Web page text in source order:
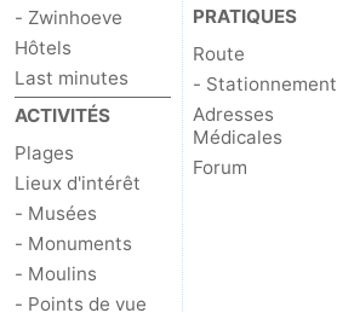
- Zwinhoeve
Hôtels
Last minutes
ACTIVITÉS
Plages
Lieux d'intérêt
- Musées
- Monuments
- Moulins
- Points de vue
PRATIQUES
Route
- Stationnement
Adresses
Médicales
Forum